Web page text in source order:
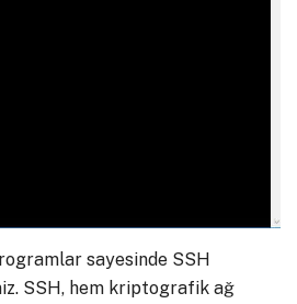
sayesinde SSH
SSH, hem kriptografik ağ